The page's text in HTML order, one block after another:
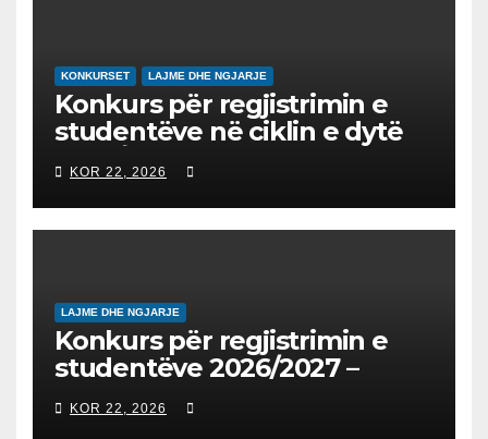
KONKURSET LAJME DHE NGJARJE
Konkurs për regjistrimin e
studentëve në ciklin e dytë
2026/2027 – Конкурс за
запишување на студенти
на втор циклус студии за
2026/2027
KOR 22, 2026
LAJME DHE NGJARJE
Konkurs për regjistrimin e
studentëve 2026/2027 –
Конкурс за запишување на
студенти за 2026/2027
KOR 22, 2026